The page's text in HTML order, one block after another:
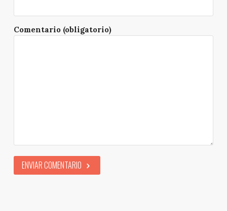
Comentario (obligatorio)
ENVIAR COMENTARIO